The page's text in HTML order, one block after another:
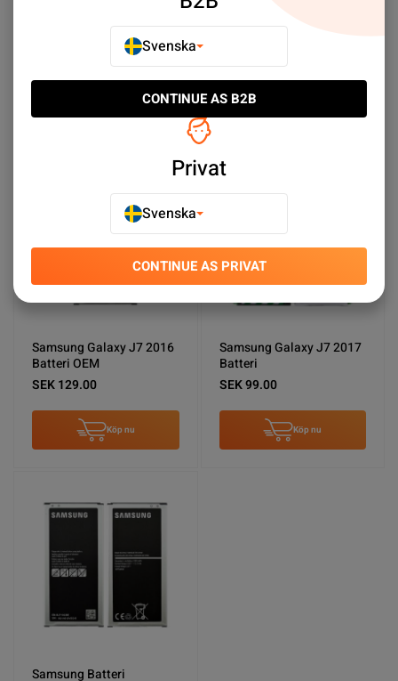
Galaxy i8910 Omnia Batterier Samsung Galaxy Tabs Batteries
Galaxy Xcover 6 Pro Batterier Xcover 5 Battery
Sort by:Plats Stigande ordning
Samsung Galaxy J7 2016
Batteri OEM
SEK 129.00
Köp nu
Samsung Galaxy J7 2017
Batteri
SEK 99.00
Köp nu
Samsung Batteri
Svenska
CONTINUE AS B2B
Privat
Svenska
CONTINUE AS PRIVAT